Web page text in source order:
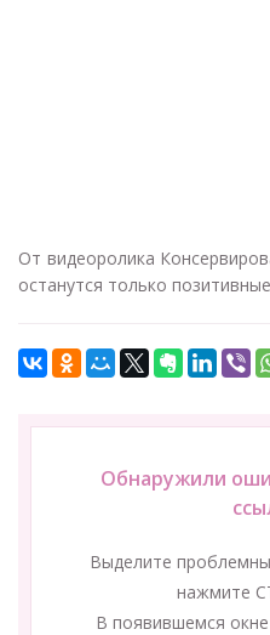
От видеоролика
останутся только
Обнаружили
Выделите
нажмите
В появившемся